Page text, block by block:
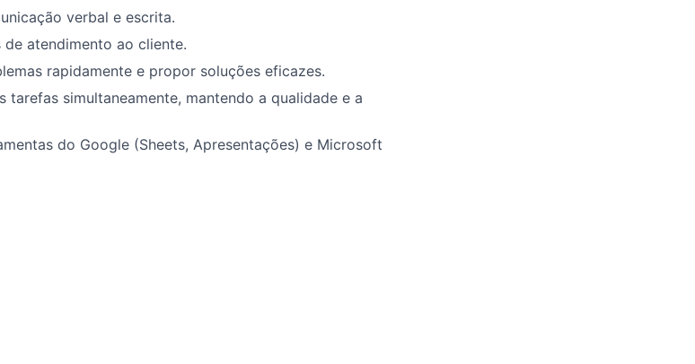
verbal e escrita.
atendimento ao cliente.
rapidamente e propor soluções eficazes.
tarefas simultaneamente, mantendo a qualidade e a
do Google (Sheets, Apresentações) e Microsoft